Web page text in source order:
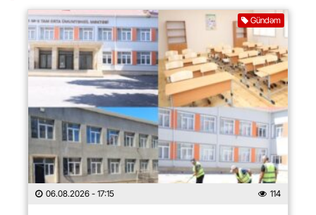
Gündəm
06.08.2026 - 17:15 114